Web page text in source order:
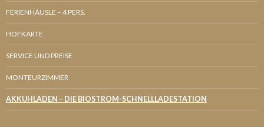
FERIENHÄUSLE – 4 PERS.
HOFKARTE
SERVICE UND PREISE
MONTEURZIMMER
AKKUHLADEN – DIE BIOSTROM-SCHNELLLADESTATION